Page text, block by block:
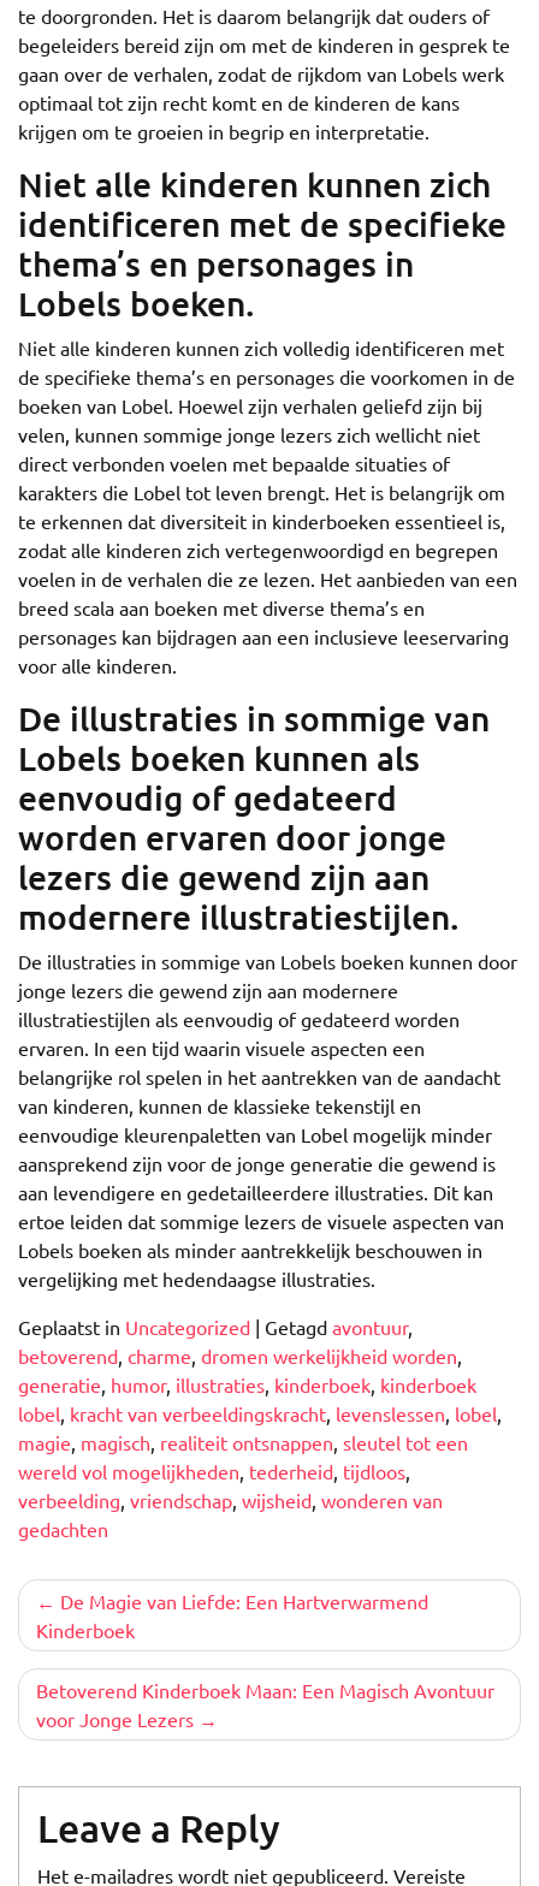
te doorgronden. Het is daarom belangrijk dat ouders of
begeleiders bereid zijn om met de kinderen in gesprek te
gaan over de verhalen, zodat de rijkdom van Lobels werk
optimaal tot zijn recht komt en de kinderen de kans
krijgen om te groeien in begrip en interpretatie.
Niet alle kinderen kunnen zich
identificeren met de specifieke
thema’s en personages in
Lobels boeken.
Niet alle kinderen kunnen zich volledig identificeren met
de specifieke thema’s en personages die voorkomen in de
boeken van Lobel. Hoewel zijn verhalen geliefd zijn bij
velen, kunnen sommige jonge lezers zich wellicht niet
direct verbonden voelen met bepaalde situaties of
karakters die Lobel tot leven brengt. Het is belangrijk om
te erkennen dat diversiteit in kinderboeken essentieel is,
zodat alle kinderen zich vertegenwoordigd en begrepen
voelen in de verhalen die ze lezen. Het aanbieden van een
breed scala aan boeken met diverse thema’s en
personages kan bijdragen aan een inclusieve leeservaring
voor alle kinderen.
De illustraties in sommige van
Lobels boeken kunnen als
eenvoudig of gedateerd
worden ervaren door jonge
lezers die gewend zijn aan
modernere illustratiestijlen.
De illustraties in sommige van Lobels boeken kunnen door
jonge lezers die gewend zijn aan modernere
illustratiestijlen als eenvoudig of gedateerd worden
ervaren. In een tijd waarin visuele aspecten een
belangrijke rol spelen in het aantrekken van de aandacht
van kinderen, kunnen de klassieke tekenstijl en
eenvoudige kleurenpaletten van Lobel mogelijk minder
aansprekend zijn voor de jonge generatie die gewend is
aan levendigere en gedetailleerdere illustraties. Dit kan
ertoe leiden dat sommige lezers de visuele aspecten van
Lobels boeken als minder aantrekkelijk beschouwen in
vergelijking met hedendaagse illustraties.
Geplaatst in Uncategorized | Getagd avontuur,
betoverend charme dromen werkelijkheid worden
generatie humor, illustraties kinderboek kinderboek
lobel kracht van verbeeldingskracht levenslessen lobel
magie magisch realiteit ontsnappen sleutel tot een
wereld vol mogelijkheden tederheid tijdloos
verbeelding vriendschap wijsheid wonderen van
gedachten
Berichtnavigatie
De Magie van Liefde: Een Hartverwarmend
Kinderboek
Betoverend Kinderboek Maan: Een Magisch Avontuur
voor Jonge Lezers
Leave a Reply
Het e-mailadres wordt niet gepubliceerd. Vereiste